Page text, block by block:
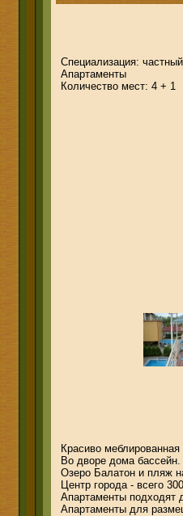
Специализация:
Апартаменты
Количество мест: 4 + 1
Красиво
Во дворе дома бассейн.
Озеро Балатон и пляж
Центр города - всего
Апартаменты подходят
Апартаменты для